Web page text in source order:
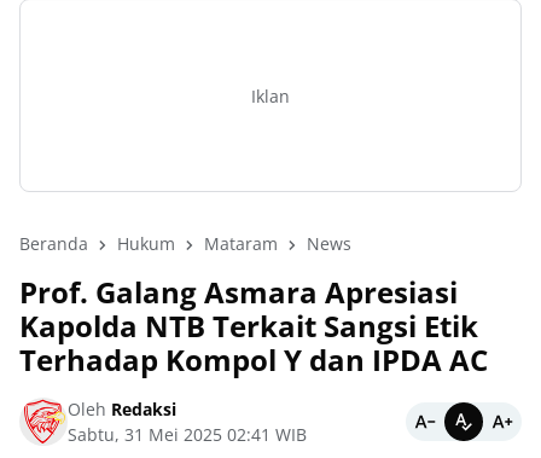
Iklan
Beranda Hukum Mataram News
Prof. Galang Asmara Apresiasi
Kapolda NTB Terkait Sangsi Etik
Terhadap Kompol Y dan IPDA AC
Oleh Redaksi
Sabtu, 31 Mei 2025 02:41 WIB